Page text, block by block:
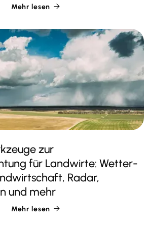
Mehr lesen 
zur
für Landwirte: Wetter-
Radar,
und mehr
Mehr lesen 